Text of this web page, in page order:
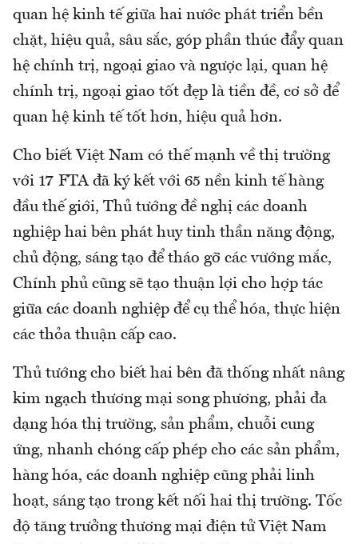
quan hệ kinh tế giữa hai nước phát triển bền
chặt, hiệu quả, sâu sắc, góp phần thúc đẩy quan
hệ chính trị, ngoại giao và ngược lại, quan hệ
chính trị, ngoại giao tốt đẹp là tiền đề, cơ sở để
quan hệ kinh tế tốt hơn, hiệu quả hơn.
Cho biết Việt Nam có thế mạnh về thị trường
với 17 FTA đã ký kết với 65 nền kinh tế hàng
đầu thế giới, Thủ tướng đề nghị các doanh
nghiệp hai bên phát huy tinh thần năng động,
chủ động, sáng tạo để tháo gỡ các vướng mắc,
Chính phủ cũng sẽ tạo thuận lợi cho hợp tác
giữa các doanh nghiệp để cụ thể hóa, thực hiện
các thỏa thuận cấp cao.
Thủ tướng cho biết hai bên đã thống nhất nâng
kim ngạch thương mại song phương, phải đa
dạng hóa thị trường, sản phẩm, chuỗi cung
ứng, nhanh chóng cấp phép cho các sản phẩm,
hàng hóa, các doanh nghiệp cũng phải linh
hoạt, sáng tạo trong kết nối hai thị trường. Tốc
độ tăng trưởng thương mại điện tử Việt Nam